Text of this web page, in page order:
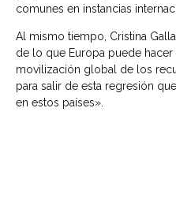
comunes en instancias
Al mismo tiempo, Cristina
de lo que Europa puede
movilización global de los
para salir de esta regresión
en estos países».